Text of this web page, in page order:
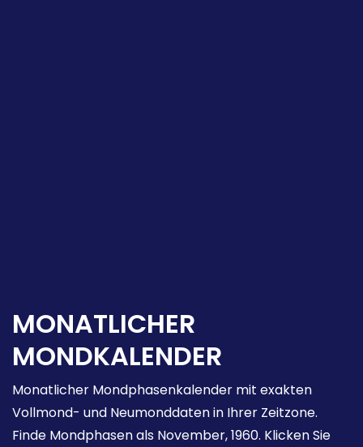
MONATLICHER
MONDKALENDER
Monatlicher Mondphasenkalender mit exakten
Vollmond- und Neumonddaten in Ihrer Zeitzone.
Finde Mondphasen als November, 1960. Klicken Sie